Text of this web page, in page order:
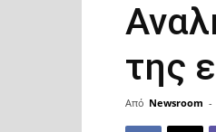
της
Από Newsroom -